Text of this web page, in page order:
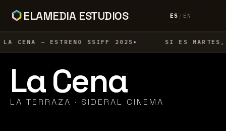
ELAMEDIA ESTUDIOS ES / EN
LA CENA — ESTRENO SSIFF 2025 SI ES
La Cena
Si es martes,
es asesinato